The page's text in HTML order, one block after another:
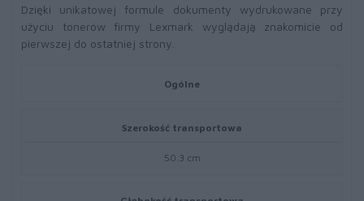
Dzięki unikatowej formule dokumenty wydrukowane przy
użyciu tonerów firmy Lexmark wyglądają znakomicie od
pierwszej do ostatniej strony.
Ogólne
Szerokość transportowa
50.3 cm